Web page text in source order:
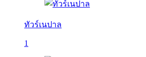
ทัวร์เนปาล
1